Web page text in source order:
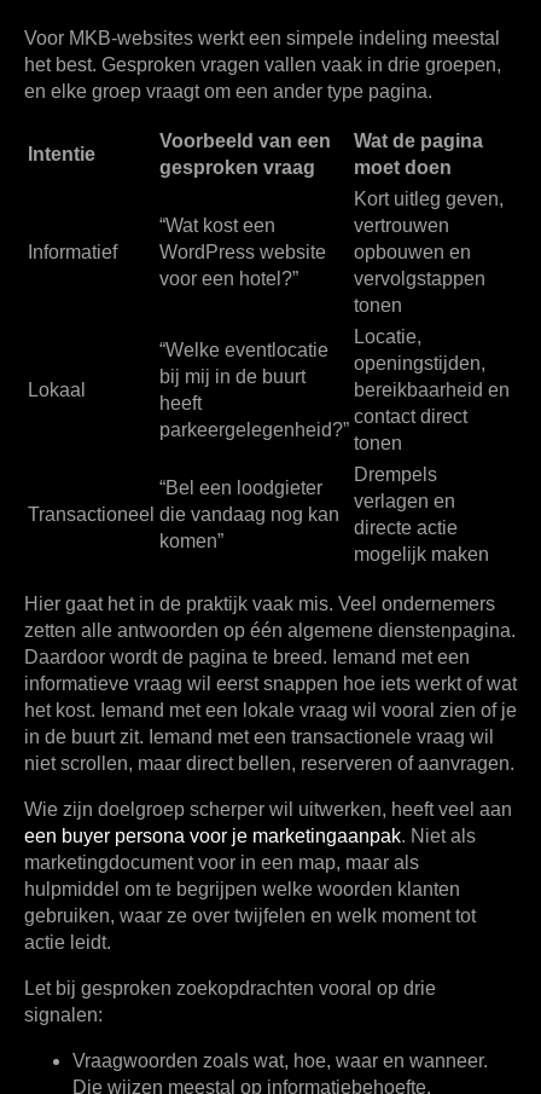
Voor MKB-websites werkt een simpele indeling meestal
het best. Gesproken vragen vallen vaak in drie groepen,
en elke groep vraagt om een ander type pagina.
Intentie
Voorbeeld van een
gesproken vraag
Wat de pagina
moet doen
Informatief
“Wat kost een
WordPress website
voor een hotel?”
Kort uitleg geven,
vertrouwen
opbouwen en
vervolgstappen
tonen
Lokaal
“Welke eventlocatie
bij mij in de buurt
heeft
parkeergelegenheid?”
Locatie,
openingstijden,
bereikbaarheid en
contact direct
tonen
Transactioneel
“Bel een loodgieter
die vandaag nog kan
komen”
Drempels
verlagen en
directe actie
mogelijk maken
Hier gaat het in de praktijk vaak mis. Veel ondernemers
zetten alle antwoorden op één algemene dienstenpagina.
Daardoor wordt de pagina te breed. Iemand met een
informatieve vraag wil eerst snappen hoe iets werkt of wat
het kost. Iemand met een lokale vraag wil vooral zien of je
in de buurt zit. Iemand met een transactionele vraag wil
niet scrollen, maar direct bellen, reserveren of aanvragen.
Wie zijn doelgroep scherper wil uitwerken, heeft veel aan
een buyer persona voor je marketingaanpak. Niet als
marketingdocument voor in een map, maar als
hulpmiddel om te begrijpen welke woorden klanten
gebruiken, waar ze over twijfelen en welk moment tot
actie leidt.
Let bij gesproken zoekopdrachten vooral op drie
signalen:
Vraagwoorden zoals wat, hoe, waar en wanneer.
Die wijzen meestal op informatiebehoefte.